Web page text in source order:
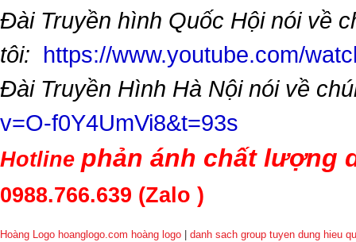
Đài Truyền hình Quốc Hội nói về
tôi: https://www.youtube.com/
Đài Truyền Hình Hà Nội nói về
v=O-f0Y4UmVi8&t=93s
Hotline phản ánh chất lượng
0988.766.639 (Zalo )
Hoàng Logo hoanglogo.com hoàng logo danh sach group tuyen dung hieu